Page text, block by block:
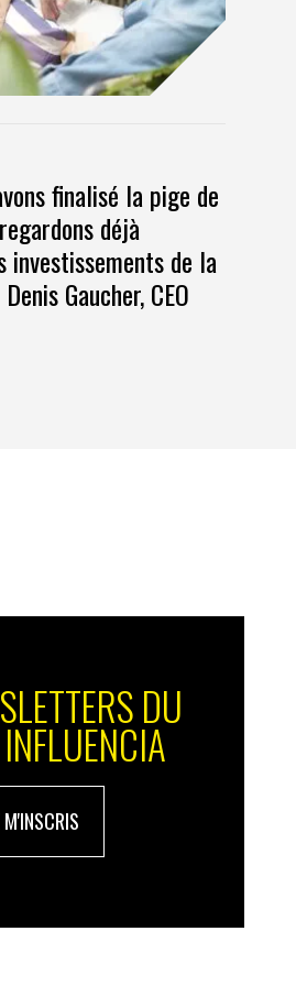
finalisé la pige de
déjà
investissements de la
Gaucher, CEO
DU
M'INSCRIS